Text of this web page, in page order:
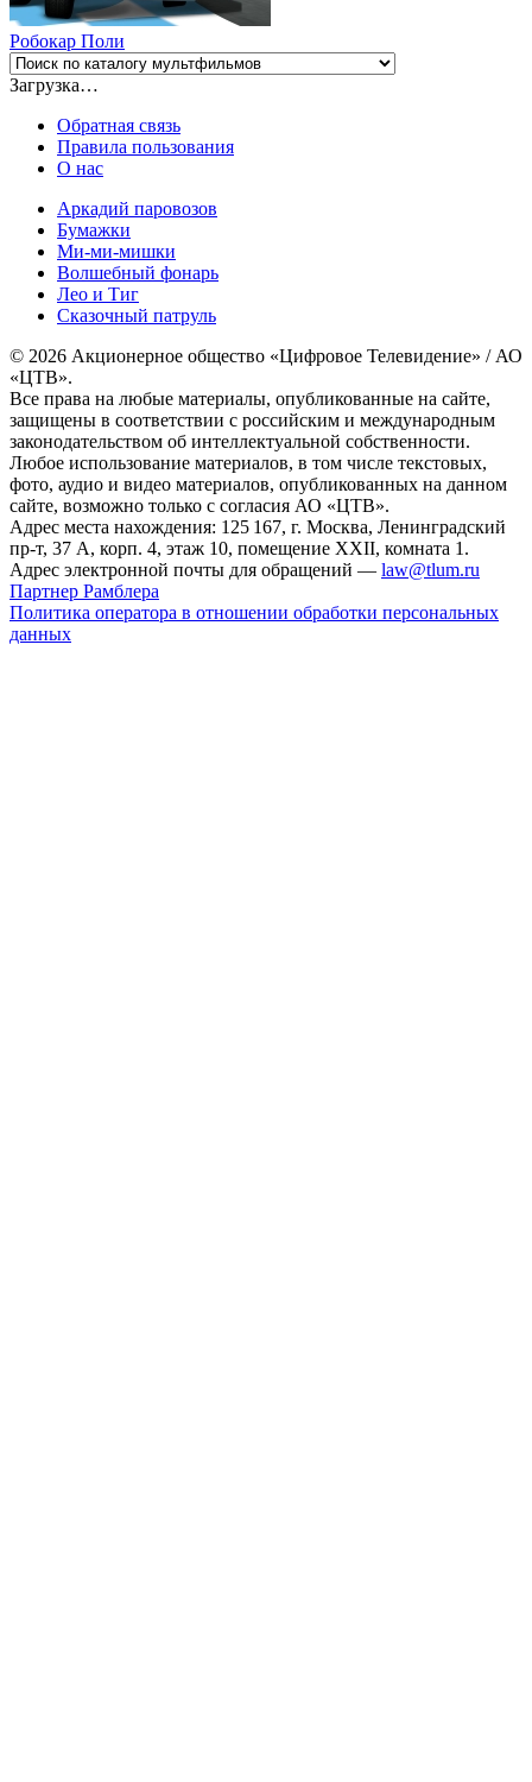
Робокар Поли
Загрузка…
Обратная связь
Правила пользования
О нас
Аркадий паровозов
Бумажки
Ми-ми-мишки
Волшебный фонарь
Лео и Тиг
Сказочный патруль
© 2026 Акционерное общество «Цифровое Телевидение» / АО
«ЦТВ».
Все права на любые материалы, опубликованные на сайте,
защищены в соответствии с российским и международным
законодательством об интеллектуальной собственности.
Любое использование материалов, в том числе текстовых,
фото, аудио и видео материалов, опубликованных на данном
сайте, возможно только с согласия АО «ЦТВ».
Адрес места нахождения: 125 167, г. Москва, Ленинградский
пр-т, 37 А, корп. 4, этаж 10, помещение XXII, комната 1.
Адрес электронной почты для обращений — law@tlum.ru
Партнер Рамблера
Политика оператора в отношении обработки персональных
данных